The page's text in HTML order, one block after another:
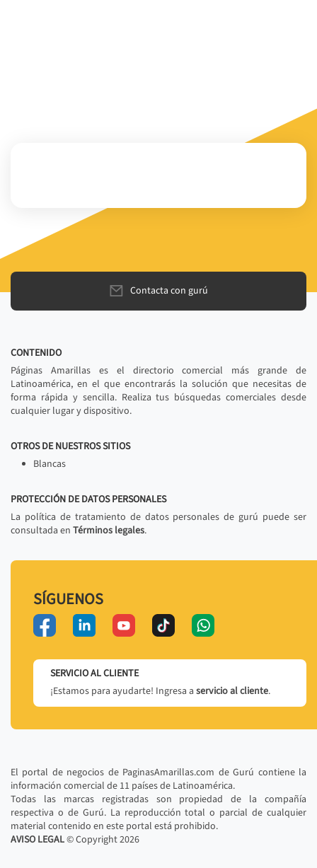
Contacta con gurú
CONTENIDO
Páginas Amarillas es el directorio comercial más grande de
Latinoamérica, en el que encontrarás la solución que necesitas de
forma rápida y sencilla. Realiza tus búsquedas comerciales desde
cualquier lugar y dispositivo.
OTROS DE NUESTROS SITIOS
Blancas
PROTECCIÓN DE DATOS PERSONALES
La política de tratamiento de datos personales de gurú puede ser
consultada en Términos legales.
SÍGUENOS
SERVICIO AL CLIENTE
¡Estamos para ayudarte! Ingresa a servicio al cliente.
El portal de negocios de PaginasAmarillas.com de Gurú contiene la
información comercial de 11 países de Latinoamérica.
Todas las marcas registradas son propiedad de la compañía
respectiva o de Gurú. La reproducción total o parcial de cualquier
material contenido en este portal está prohibido.
AVISO LEGAL© Copyright2026